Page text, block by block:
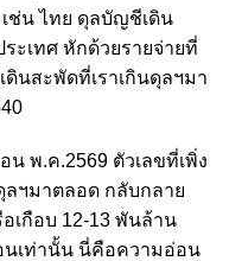
ช่น ไทย ดุลบัญชีเดิน
ะเทศ หักด้วยรายจ่ายที่
ดินสะพัดที่เราเกินดุลฯมา
น พ.ค.2569 ตัวเลขที่เพิ่ง
ฯมาตลอด กลับกลาย
เกือบ 12-13 พันล้าน
นเท่านั้น นี่คือความอ่อน